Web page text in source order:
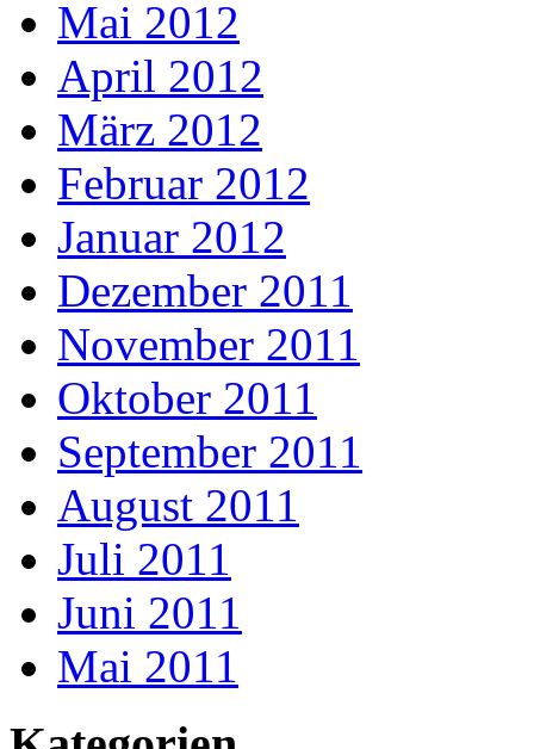
Mai 2012
April 2012
März 2012
Februar 2012
Januar 2012
Dezember 2011
November 2011
Oktober 2011
September 2011
August 2011
Juli 2011
Juni 2011
Mai 2011